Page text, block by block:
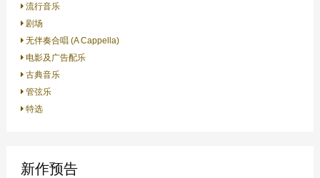
流行音乐
剧场
无伴奏合唱 (A Cappella)
电影及广告配乐
古典音乐
管弦乐
特选
新作预告